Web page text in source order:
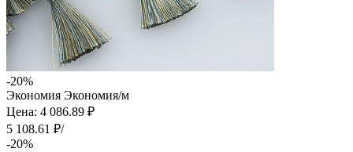
-20%
Экономия Экономия/м
Цена: 4 086.89 ₽
5 108.61 ₽/
-20%